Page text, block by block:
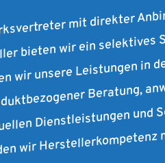
mit direkter
bieten wir ein
wir unsere Leistungen in
Beratung,
Dienstleistungen und
wir